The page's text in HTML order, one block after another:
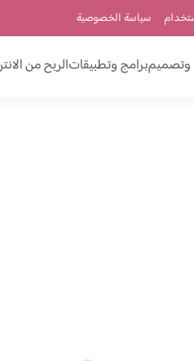
سياسة الخصوصية
وتصميمبرامج وتطبيقاتالربح من